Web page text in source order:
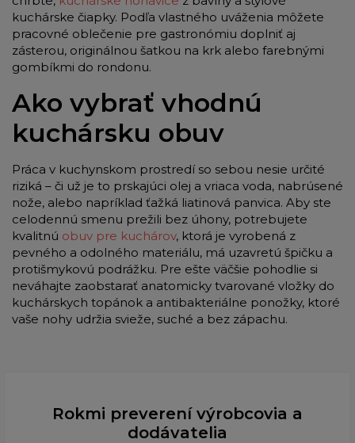
kuchárske čiapky. Podľa vlastného uváženia môžete
pracovné oblečenie pre gastronómiu doplniť aj
zásterou, originálnou šatkou na krk alebo farebnými
gombíkmi do rondonu.
Ako vybrať vhodnú
kuchársku obuv
Práca v kuchynskom prostredí so sebou nesie určité
riziká – či už je to prskajúci olej a vriaca voda, nabrúsené
nože, alebo napríklad ťažká liatinová panvica. Aby ste
celodennú smenu prežili bez úhony, potrebujete
kvalitnú obuv pre kuchárov, ktorá je vyrobená z
pevného a odolného materiálu, má uzavretú špičku a
protišmykovú podrážku. Pre ešte väčšie pohodlie si
neváhajte zaobstarať anatomicky tvarované vložky do
kuchárskych topánok a antibakteriálne ponožky, ktoré
vaše nohy udržia svieže, suché a bez zápachu.
Rokmi preverení výrobcovia a
dodávatelia